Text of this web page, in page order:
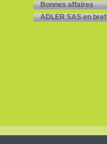
Bonnes affaires
ADLER SAS en bref